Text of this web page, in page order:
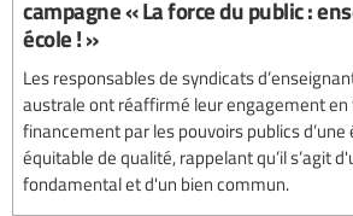
campagne « La force du public :
école ! »
Les responsables de syndicats
australe ont réaffirmé leur engagement en
financement par les pouvoirs publics
équitable de qualité, rappelant qu’il s’agit
fondamental et d'un bien commun.